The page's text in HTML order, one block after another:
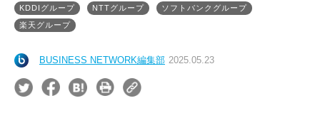
KDDIグループ NTTグループ
ソフトバンクグループ
楽天グループ
BUSINESS NETWORK編集部 2025.05.23